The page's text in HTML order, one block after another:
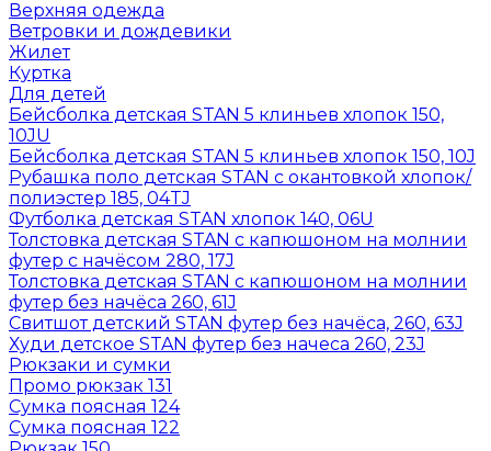
Верхняя одежда
Ветровки и дождевики
Жилет
Куртка
Для детей
Бейсболка детская STAN 5 клиньев хлопок 150,
10JU
Бейсболка детская STAN 5 клиньев хлопок 150, 10J
Рубашка поло детская STAN с окантовкой хлопок/
полиэстер 185, 04TJ
Футболка детская STAN хлопок 140, 06U
Толстовка детская STAN с капюшоном на молнии
футер с начёсом 280, 17J
Толстовка детская STAN с капюшоном на молнии
футер без начёса 260, 61J
Свитшот детский STAN футер без начёса, 260, 63J
Худи детское STAN футер без начеса 260, 23J
Рюкзаки и сумки
Промо рюкзак 131
Сумка поясная 124
Сумка поясная 122